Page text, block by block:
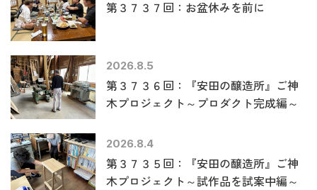
第３７３７回：お盆休みを前に
2026.8.5
第３７３６回：『安田の醸造所』ご神
木プロジェクト～プロダクト完成編～
2026.8.4
第３７３５回：『安田の醸造所』ご神
木プロジェクト～試作品を試案中編～